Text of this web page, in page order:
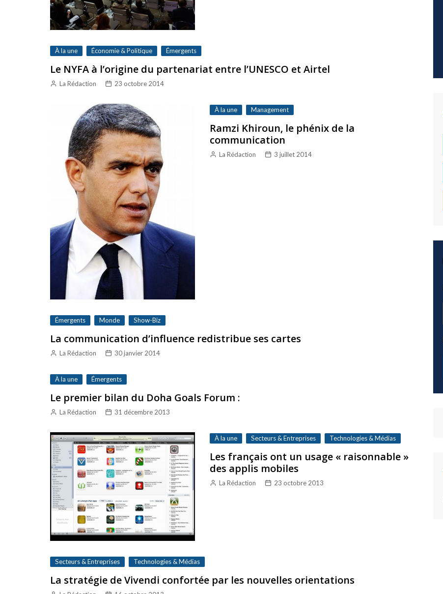
À la une Économie & Politique Émergents
Le NYFA à l’origine du partenariat entre l’UNESCO et Airtel
La Rédaction 23 octobre 2014
À la une Management
Ramzi Khiroun, le phénix de la
communication
La Rédaction 3 juillet 2014
Émergents Monde Show-Biz
La communication d’influence redistribue ses cartes
La Rédaction 30 janvier 2014
À la une Émergents
Le premier bilan du Doha Goals Forum :
La Rédaction 31 décembre 2013
À la une Secteurs & Entreprises Technologies & Médias
Les français ont un usage « raisonnable »
des applis mobiles
La Rédaction 23 octobre 2013
Secteurs & Entreprises Technologies & Médias
La stratégie de Vivendi confortée par les nouvelles orientations